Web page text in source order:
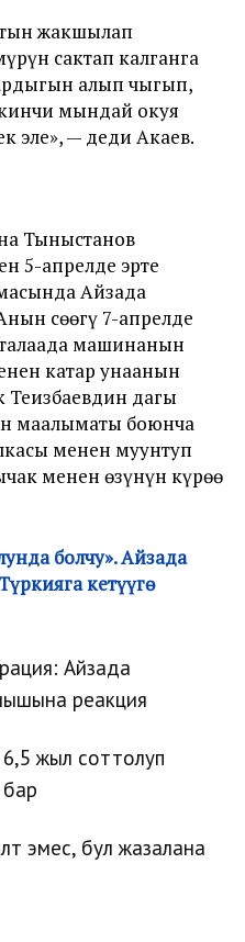
жакшылап
сактап калганга
алып чыгып,
мындай окуя
эле», — деди Акаев.
Тыныстанов
5-апрелде эртең
Айзада
сөөгү 7-апрелде
машинанын
катар унаанын
дагы
маалыматы боюнча
менен муунтуп
менен өзүнүн күрөө
болчу». Айзада
кетүүгө
Айзада
реакция
жыл соттолуп
эмес, бул жазалана